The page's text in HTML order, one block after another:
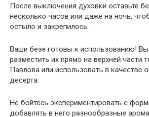
После выключения духовки оставьте
несколько часов или даже на ночь,
остыло и закрепилось.
Ваши безе готовы к использованию!
разместить их прямо на верхней части
Павлова или использовать в качестве
десерта.
Не бойтесь экспериментировать с
добавлять в него разнообразные